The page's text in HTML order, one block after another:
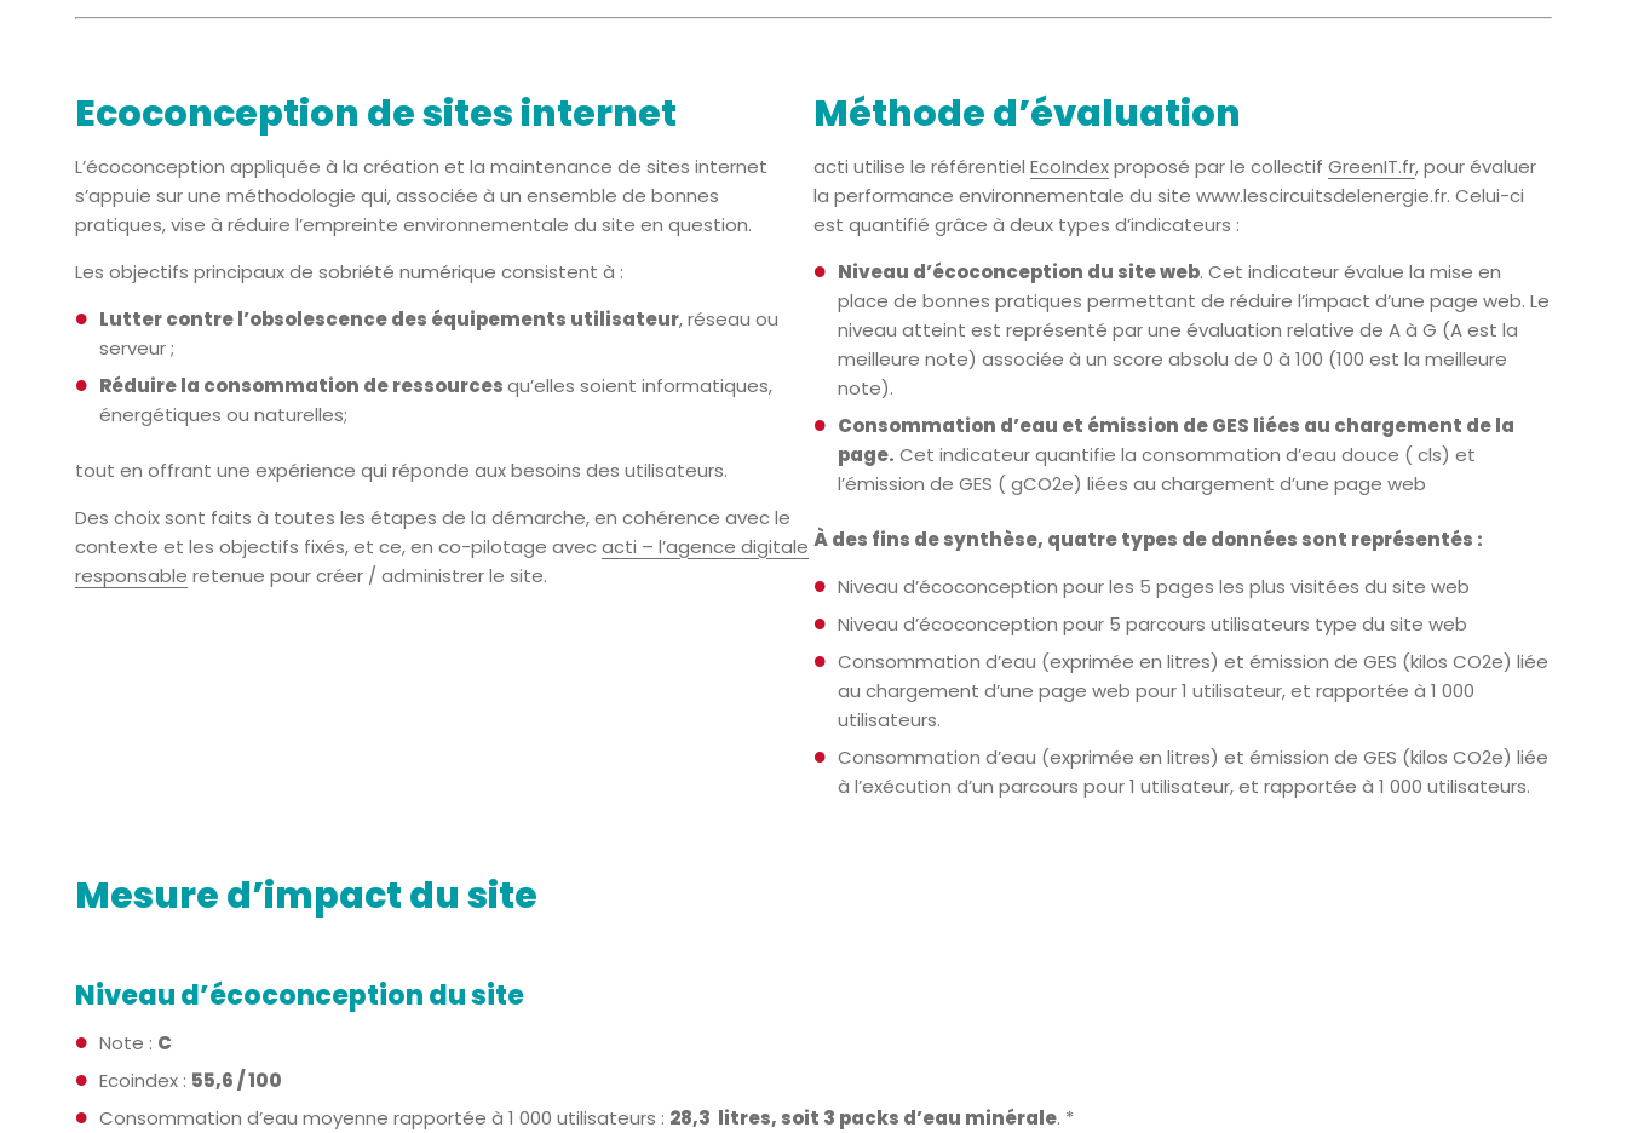
Ecoconception de sites internet
L’écoconception appliquée à la création et la maintenance de sites internet
s’appuie sur une méthodologie qui, associée à un ensemble de bonnes
pratiques, vise à réduire l’empreinte environnementale du site en question.
Les objectifs principaux de sobriété numérique consistent à :
Lutter contre l’obsolescence des équipements utilisateur, réseau ou
serveur ;
Réduire la consommation de ressourcesqu’elles soient informatiques,
énergétiques ou naturelles;
tout en offrant une expérience qui réponde aux besoins des utilisateurs.
Des choix sont faits à toutes les étapes de la démarche, en cohérence avec le
contexte et les objectifs fixés, et ce, en co-pilotage avecacti – l’agence digitale
responsable retenue pour créer / administrer le site.
Méthode d’évaluation
acti utilise le référentiel EcoIndexproposé par le collectif GreenIT.fr, pour évaluer
la performance environnementale du site www.lescircuitsdelenergie.fr. Celui-ci
est quantifié grâce à deux types d’indicateurs :
Niveau d’écoconception du site web. Cet indicateur évalue la mise en
place de bonnes pratiques permettant de réduire l’impact d’une page web. Le
niveau atteint est représenté par une évaluation relative de A à G (A est la
meilleure note) associée à un score absolu de 0 à 100 (100 est la meilleure
note).
Consommation d’eau et émission de GES liées au chargement de la
page. Cet indicateur quantifie la consommation d’eau douce ( cls) et
l’émission de GES ( gCO2e) liées au chargement d’une page web
À des fins de synthèse, quatre types de données sont représentés :
Niveau d’écoconception pour les 5 pages les plus visitées du site web
Niveau d’écoconception pour 5 parcours utilisateurs type du site web
Consommation d’eau (exprimée en litres) et émission de GES (kilos CO2e) liée
au chargement d’une page web pour 1 utilisateur, et rapportée à 1 000
utilisateurs.
Consommation d’eau (exprimée en litres) et émission de GES (kilos CO2e) liée
à l’exécution d’un parcours pour 1 utilisateur, et rapportée à 1 000 utilisateurs.
Mesure d’impact du site
Niveau d’écoconception du site
Note : C
Ecoindex : 55,6 / 100
Consommation d’eau moyenne rapportée à 1 000 utilisateurs : 28,3 litres, soit 3 packs d’eau minérale. *